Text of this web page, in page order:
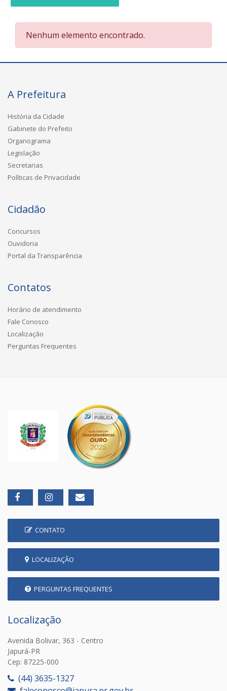
Nenhum elemento encontrado.
A Prefeitura
História da Cidade
Gabinete do Prefeito
Organograma
Legislação
Secretarias
Políticas de Privacidade
Cidadão
Concursos
Ouvidoria
Portal da Transparência
Contatos
Horário de atendimento
Fale Conosco
Localização
Perguntas Frequentes
CONTATO
LOCALIZAÇÃO
PERGUNTAS FREQUENTES
Localização
Avenida Bolivar, 363 - Centro
Japurá-PR
Cep: 87225-000
(44) 3635-1327